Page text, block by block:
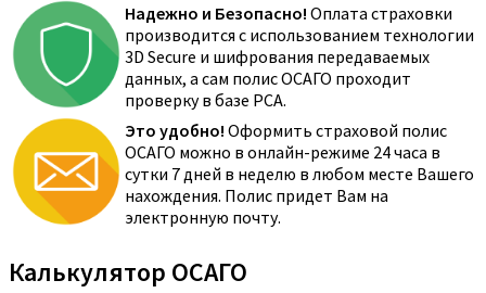
Надежно и Безопасно! Оплата страховки
производится с использованием технологии
3D Secure и шифрования передаваемых
данных, а сам полис ОСАГО проходит
проверку в базе РСА.
Это удобно! Оформить страховой полис
ОСАГО можно в онлайн-режиме 24 часа в
сутки 7 дней в неделю в любом месте Вашего
нахождения. Полис придет Вам на
электронную почту.
Калькулятор ОСАГО